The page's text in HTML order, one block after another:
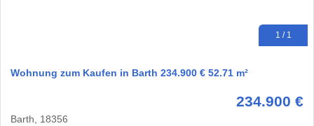
1 / 1
Wohnung zum Kaufen in Barth 234.900 € 52.71 m²
234.900 €
Barth, 18356